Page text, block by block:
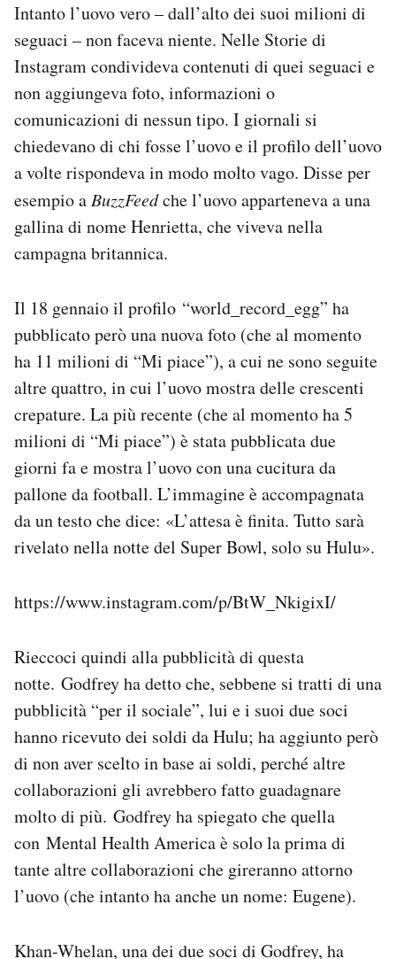
Intanto l’uovo vero – dall’alto dei suoi milioni di
seguaci – non faceva niente. Nelle Storie di
Instagram condivideva contenuti di quei seguaci e
non aggiungeva foto, informazioni o
comunicazioni di nessun tipo. I giornali si
chiedevano di chi fosse l’uovo e il profilo dell’uovo
a volte rispondeva in modo molto vago. Disse per
esempio aBuzzFeedche l’uovo apparteneva a una
gallina di nome Henrietta, che viveva nella
campagna britannica.
Il 18 gennaio il profilo “world_record_egg” ha
pubblicato però una nuova foto (che al momento
ha 11 milioni di “Mi piace”), a cui ne sono seguite
altre quattro, in cui l’uovo mostra delle crescenti
crepature. La più recente (che al momento ha 5
milioni di “Mi piace”) è stata pubblicata due
giorni fa e mostra l’uovo con una cucitura da
pallone da football. L’immagine è accompagnata
da un testo che dice: «L’attesa è finita. Tutto sarà
rivelato nella notte del Super Bowl, solo su Hulu».
https://www.instagram.com/p/BtW_NkigixI/
Rieccoci quindi alla pubblicità di questa
notte. Godfrey ha detto che, sebbene si tratti di una
pubblicità “per il sociale”, lui e i suoi due soci
hanno ricevuto dei soldi da Hulu; ha aggiunto però
di non aver scelto in base ai soldi, perché altre
collaborazioni gli avrebbero fatto guadagnare
molto di più. Godfrey ha spiegato che quella
con Mental Health America è solo la prima di
tante altre collaborazioni che gireranno attorno
l’uovo (che intanto ha anche un nome: Eugene).
Khan-Whelan, una dei due soci di Godfrey, ha